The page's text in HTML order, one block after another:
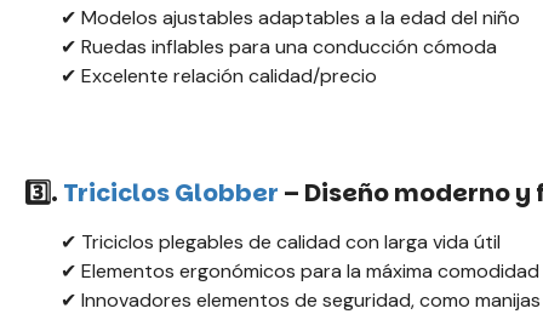
✔ Modelos ajustables adaptables a la edad del niño
✔ Ruedas inflables para una conducción cómoda
✔ Excelente relación calidad/precio
3️⃣. TriciclosGlobber – Diseño moderno
✔ Triciclos plegables de calidad con larga vida útil
✔ Elementos ergonómicos para la máxima
✔ Innovadores elementos de seguridad, como